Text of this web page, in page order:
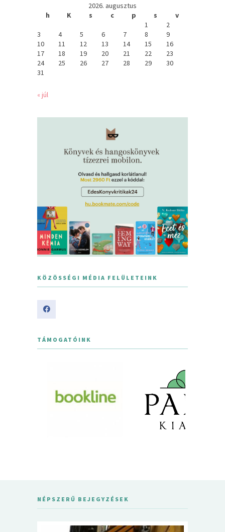
2026. augusztus
h
K s c p s
v
1
2
3
4 5 6 7 8
9
10
11 12 13 14 15
16
17
18 19 20 21 22
23
24
25 26 27 28 29
30
31
« júl
KÖZÖSSÉGI MÉDIA FELÜLETEINK
TÁMOGATÓINK
NÉPSZERŰ BEJEGYZÉSEK